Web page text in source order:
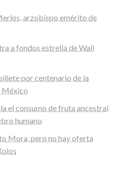
arzobispo emérito de
a fondos estrella de Wall
por centenario de la
México
el consumo de fruta ancestral
humano
Mora, pero no hay oferta